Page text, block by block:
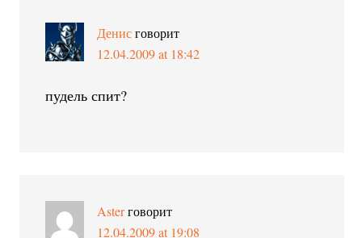
Денис говорит
12.04.2009 at 18:42
пудель спит?
Asterговорит
12.04.2009 at 19:08